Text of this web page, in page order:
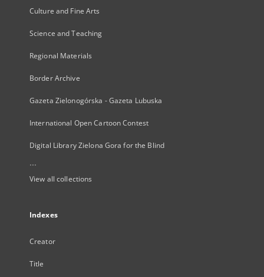
Culture and Fine Arts
Science and Teaching
Regional Materials
Border Archive
Gazeta Zielonogórska - Gazeta Lubuska
International Open Cartoon Contest
Digital Library Zielona Gora for the Blind
...
View all collections
Indexes
Creator
Title